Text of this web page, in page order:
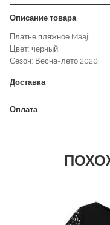
Описание товара
Платье пляжное Maaji.
Цвет: черный.
Сезон: Весна-лето 2020.
Доставка
Оплата